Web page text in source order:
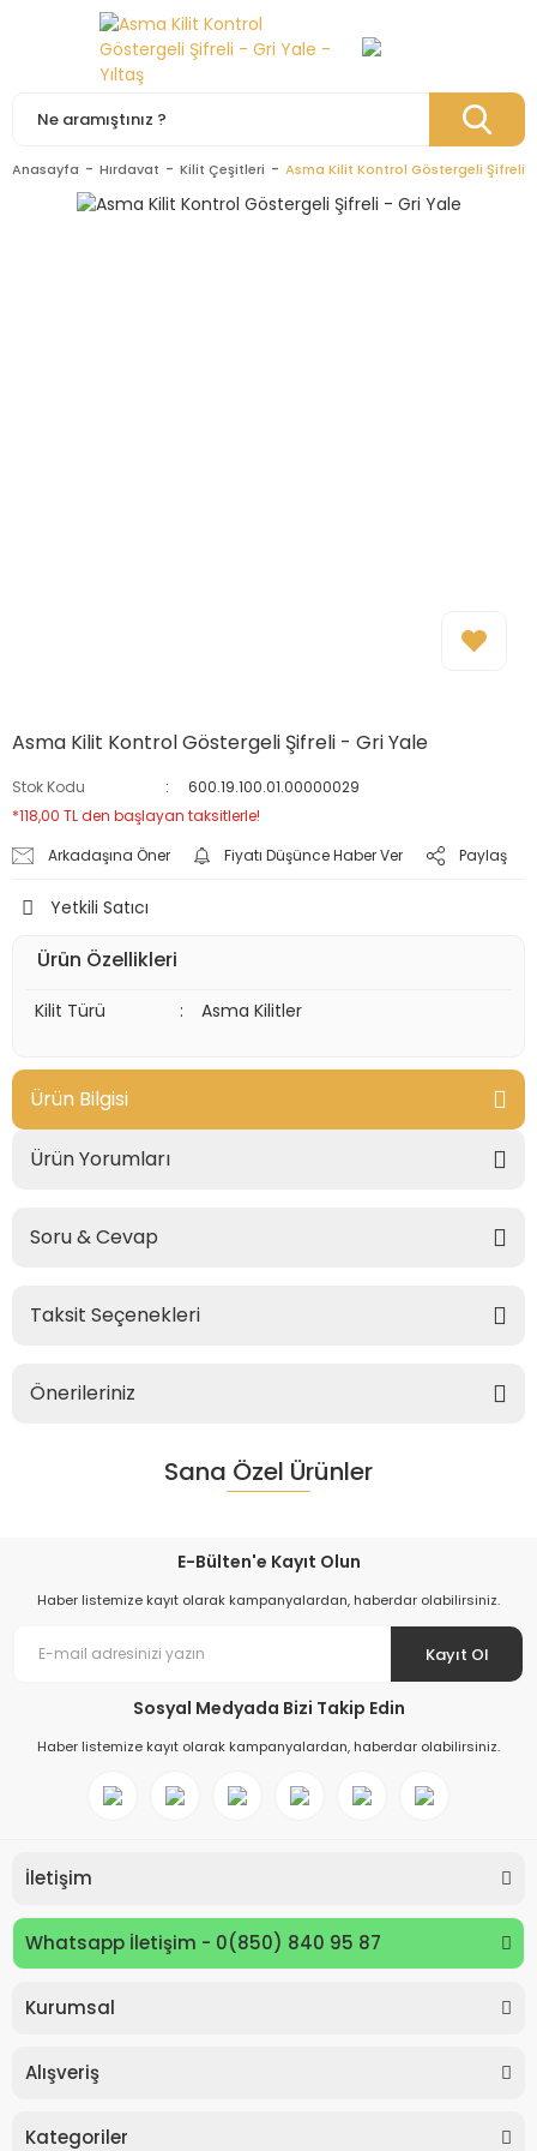
Anasayfa Hırdavat Kilit Çeşitleri Asma Kilit Kontrol Göstergeli Şifreli
Asma Kilit Kontrol Göstergeli Şifreli - Gri Yale
Stok Kodu
600.19.100.01.00000029
*118,00 TL den başlayan taksitlerle!
Arkadaşına Öner
Fiyatı Düşünce Haber Ver Paylaş
Yetkili Satıcı
Ürün Özellikleri
Kilit Türü : Asma Kilitler
Ürün Bilgisi
Ürün Yorumları
Soru & Cevap
Taksit Seçenekleri
Önerileriniz
Sana Özel Ürünler
E-Bülten'e Kayıt Olun
Haber listemize kayıt olarak kampanyalardan, haberdar olabilirsiniz.
Kayıt Ol
Sosyal Medyada Bizi Takip Edin
Haber listemize kayıt olarak kampanyalardan, haberdar olabilirsiniz.
İletişim
Whatsapp İletişim - 0(850) 840 95 87
Kurumsal
Alışveriş
Kategoriler